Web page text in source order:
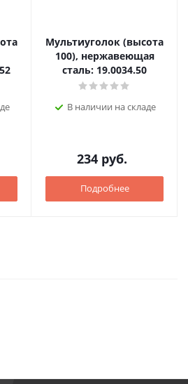
Мультиуголок (высота
100), нержавеющая
сталь: 19.0034.50
В наличии на складе
234 руб.
Подробнее